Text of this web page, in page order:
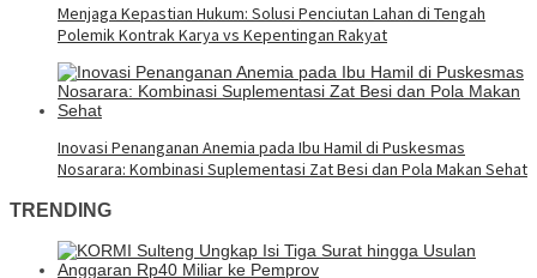
Menjaga Kepastian Hukum: Solusi Penciutan Lahan di Tengah
Polemik Kontrak Karya vs Kepentingan Rakyat
Inovasi Penanganan Anemia pada Ibu Hamil di Puskesmas
Nosarara: Kombinasi Suplementasi Zat Besi dan Pola Makan Sehat
TRENDING